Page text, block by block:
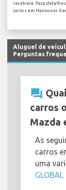
receberá. Para
carros em Hannover
Aluguel de
Perguntas
question_answer
carros
Mazda
As
carros
uma
GLOBAL